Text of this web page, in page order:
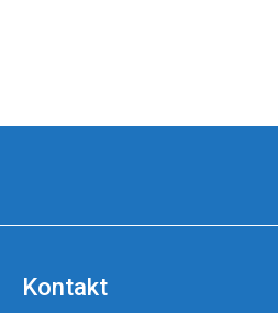
Kontakt